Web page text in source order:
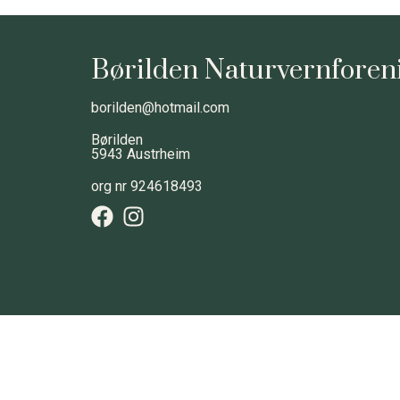
Børilden
borilden@hotmail.com
Børilden
5943 Austrheim
org nr 924618493